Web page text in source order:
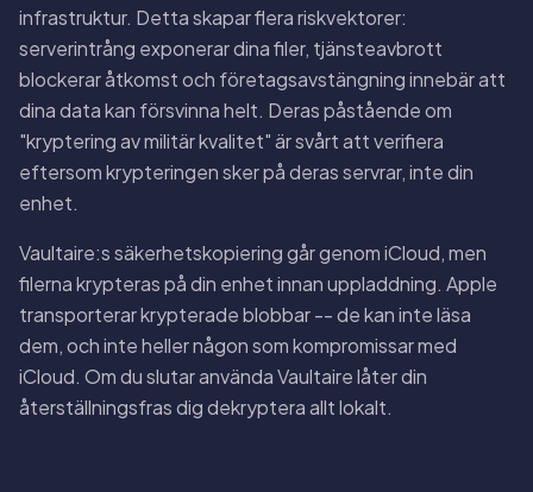
infrastruktur. Detta skapar flera riskvektorer:
serverintrång exponerar dina filer, tjänsteavbrott
blockerar åtkomst och företagsavstängning innebär att
dina data kan försvinna helt. Deras påstående om
"kryptering av militär kvalitet" är svårt att verifiera
eftersom krypteringen sker på deras servrar, inte din
enhet.
Vaultaire:s säkerhetskopiering går genom iCloud, men
filerna krypteras på din enhet innan uppladdning. Apple
transporterar krypterade blobbar -- de kan inte läsa
dem, och inte heller någon som kompromissar med
iCloud. Om du slutar använda Vaultaire låter din
återställningsfras dig dekryptera allt lokalt.